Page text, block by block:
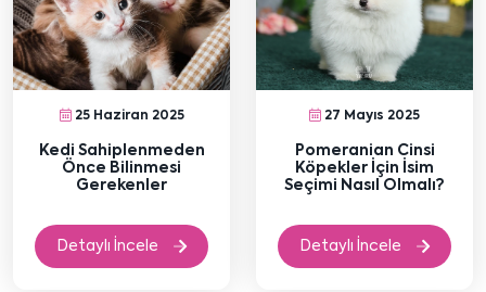
25 Haziran 2025
Kedi Sahiplenmeden
Önce Bilinmesi
Gerekenler
Detaylı İncele
27 Mayıs 2025
Pomeranian Cinsi
Köpekler İçin İsim
Seçimi Nasıl Olmalı?
Detaylı İncele